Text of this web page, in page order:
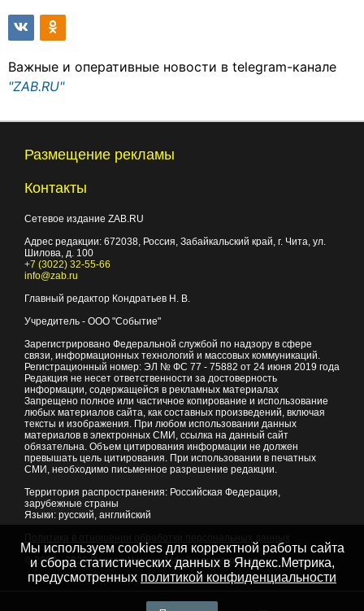
Важные и оперативные новости в telegram-канале
"ZAB.RU"
Размещение рекламы
Контакты
Сетевое издание ZAB.RU
Адрес редакции: 672038, Россия, Забайкальский край, г. Чита, ул.
Шилова, д. 100
+7 (3022) 32-55-66
info@zab.ru
Главный редактор Кондратьев Н. В.
Учредитель - ООО "Событие"
Зарегистрировано Федеральной службой по надзору в сфере
связи, информационных технологий и массовых коммуникаций.
Регистрационный номер: ЭЛ № ФС 77 - 75882 от 24 июня 2019 года
Редакция не несет ответственности за достоверность
информации, содержащейся в рекламных материалах
Запрещено полное или частичное копирование и использование
любых материалов сайта, как составных произведений, включая
тексты и изображения. При любом использовании данных
материалов в электронных СМИ, ссылка на данный сайт
обязательна. Объем цитирования информации не должен
превышать цель цитирования. При использовании в печатных
СМИ, необходимо письменное разрешение редакции.
Территория распространения: Российская Федерация,
зарубежные страны
Языки: русский, английский
© 2007 - 2026Портал Читы и Забайкальского края
Мы используем cookies для корректной работы сайта
и сбора статистических данных в Яндекс.Метрика,
предусмотренных политикой конфиденциальности